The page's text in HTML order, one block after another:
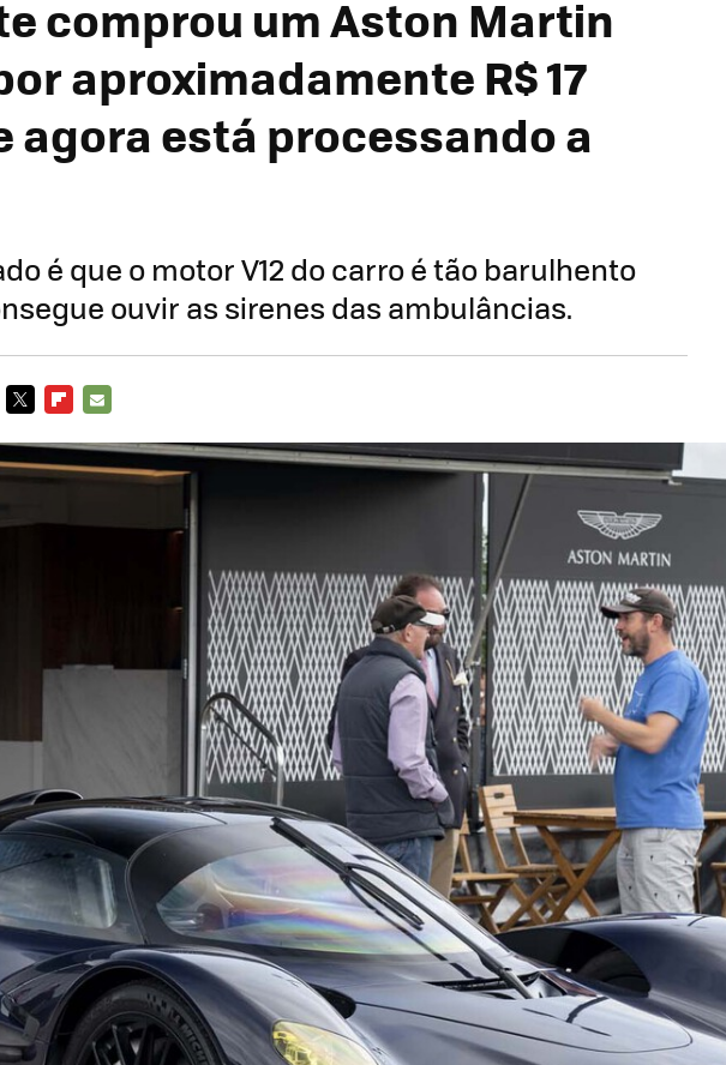
comprou um Aston Martin
aproximadamente R$ 17
agora está processando a
é que o motor V12 do carro é tão barulhento
ouvir as sirenes das ambulâncias.
MAIL